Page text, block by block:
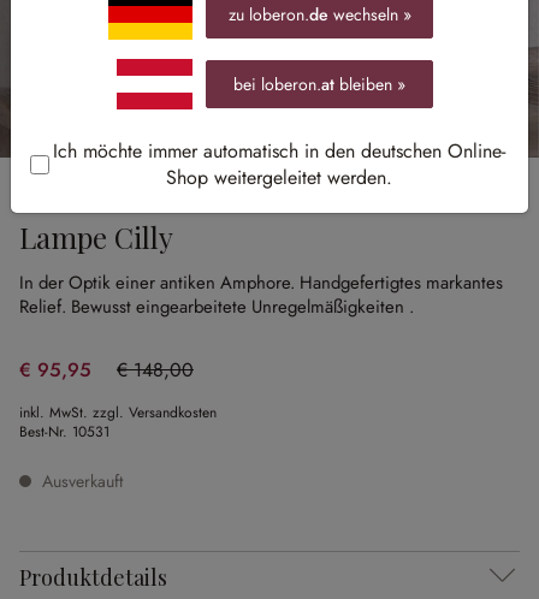
Lampe Cilly
In der Optik einer antiken Amphore. Handgefertigtes markantes
Relief. Bewusst eingearbeitete Unregelmäßigkeiten .
€ 95,95 € 148,00
(35.17% gespart)
inkl. MwSt. zzgl. Versandkosten
Best-Nr. 10531
Ausverkauft
Produktdetails
zu loberon.de wechseln »
bei loberon.at bleiben »
Ich möchte immer automatisch in den deutschen Online-
Shop weitergeleitet werden.